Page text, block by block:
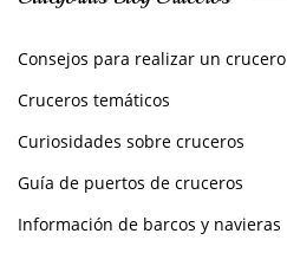
Consejos para realizar un crucero
Cruceros temáticos
Curiosidades sobre cruceros
Guía de puertos de cruceros
Información de barcos y navieras